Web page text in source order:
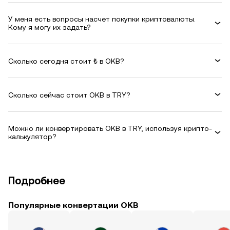
У меня есть вопросы насчет покупки криптовалюты.
Кому я могу их задать?
Сколько сегодня стоит ₺ в OKB?
Сколько сейчас стоит OKB в TRY?
Можно ли конвертировать OKB в TRY, используя крипто-
калькулятор?
Подробнее
Популярные конвертации OKB